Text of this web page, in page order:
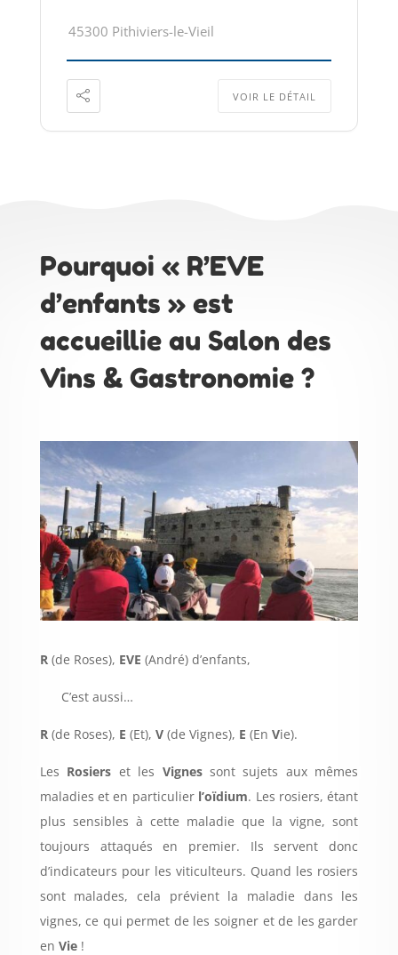
45300 Pithiviers-le-Vieil
VOIR LE DÉTAIL
Pourquoi « R’EVE
d’enfants » est
accueillie au Salon des
Vins & Gastronomie?
R(de Roses), EVE (André) d’enfants,
C’est aussi…
R(de Roses), E (Et), V(de Vignes), E (En Vie).
Les Rosiers et les Vignes sont sujets aux mêmes
maladies et en particulier l’oïdium. Les rosiers, étant
plus sensibles à cette maladie que la vigne, sont
toujours attaqués en premier. Ils servent donc
d’indicateurs pour les viticulteurs. Quand les rosiers
sont malades, cela prévient la maladie dans les
vignes, ce qui permet de les soigner et de les garder
en Vie!